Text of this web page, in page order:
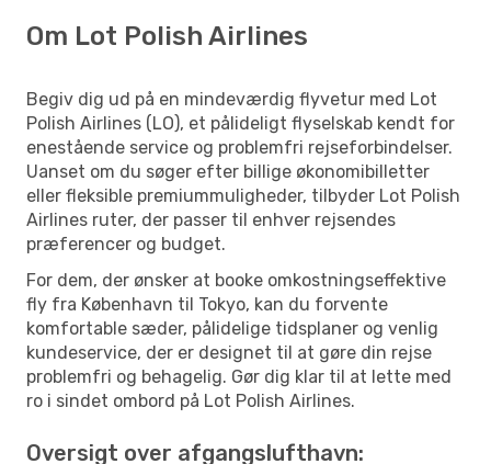
Om Lot Polish Airlines
Begiv dig ud på en mindeværdig flyvetur med Lot
Polish Airlines (LO), et pålideligt flyselskab kendt for
enestående service og problemfri rejseforbindelser.
Uanset om du søger efter billige økonomibilletter
eller fleksible premiummuligheder, tilbyder Lot Polish
Airlines ruter, der passer til enhver rejsendes
præferencer og budget.
For dem, der ønsker at booke omkostningseffektive
fly fra København til Tokyo, kan du forvente
komfortable sæder, pålidelige tidsplaner og venlig
kundeservice, der er designet til at gøre din rejse
problemfri og behagelig. Gør dig klar til at lette med
ro i sindet ombord på Lot Polish Airlines.
Oversigt over afgangslufthavn: